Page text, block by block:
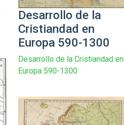
Desarrollo de la
Cristiandad en
Europa 590-1300
Desarrollo de la Cristiandad en
Europa 590-1300